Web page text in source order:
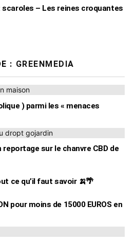
– Les reines croquantes
: GREENMEDIA
) parmi les « menaces
reportage sur le chanvre CBD de
ce qu’il faut savoir 🍌🌴
pour moins de 15000 EUROS en